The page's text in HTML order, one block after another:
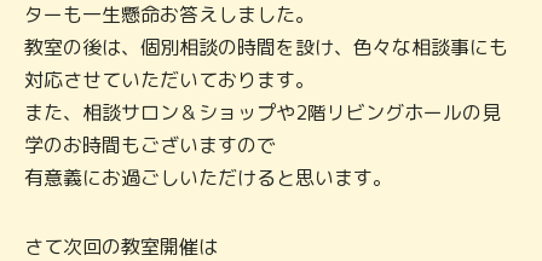
ターも一生懸命お答えしました。
教室の後は、個別相談の時間を設け、色々な相談事にも
対応させていただいております。
また、相談サロン＆ショップや2階リビングホールの見
学のお時間もございますので
有意義にお過ごしいただけると思います。
さて次回の教室開催は